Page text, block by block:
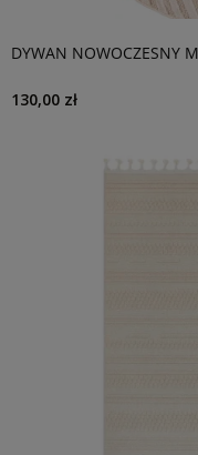
DYWAN NOWOCZESNY
130,00 zł